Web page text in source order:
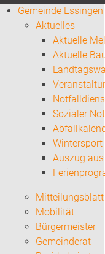
Gemeinde Essingen
Aktuelles
Aktuelle
Aktuelle
Sozialer
Wintersport
Auszug
Mitteilungsblatt
Mobilität
Bürgermeister
Gemeinderat